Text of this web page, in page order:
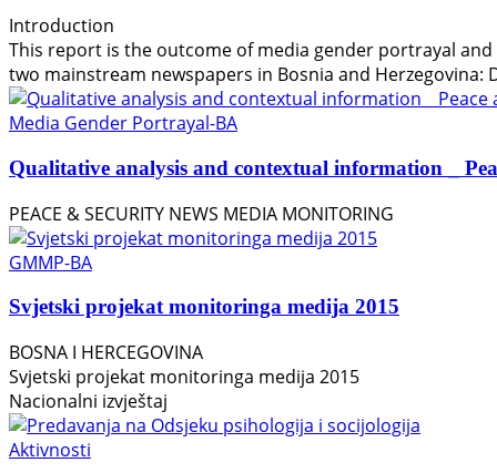
Introduction
This report is the outcome of media gender portrayal
two mainstream newspapers in Bosnia and Herzegovina:
Media Gender Portrayal-BA
Qualitative analysis and contextual information _
PEACE & SECURITY NEWS MEDIA MONITORING
GMMP-BA
Svjetski projekat monitoringa medija 2015
BOSNA I HERCEGOVINA
Svjetski projekat monitoringa medija 2015
Nacionalni izvještaj
Aktivnosti